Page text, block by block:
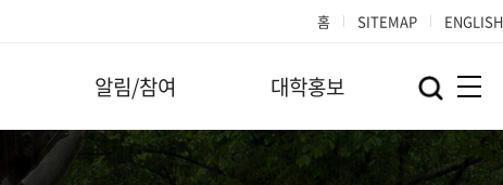
홈 SITEMAP ENGLISH
알림/참여 대학홍보